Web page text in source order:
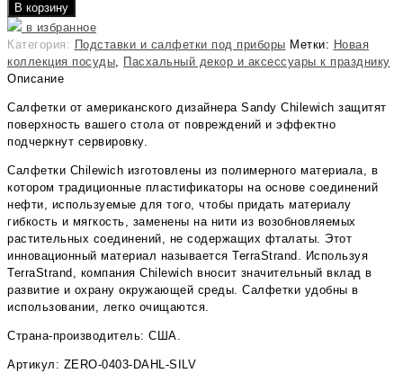
В корзину
в избранное
Категория: Подставки и салфетки под приборы Метки: Новая
коллекция посуды, Пасхальный декор и аксессуары к празднику
Описание
Салфетки от американского дизайнера Sandy Chilewich защитят
поверхность вашего стола от повреждений и эффектно
подчеркнут сервировку.
Салфетки Chilewich изготовлены из полимерного материала, в
котором традиционные пластификаторы на основе соединений
нефти, используемые для того, чтобы придать материалу
гибкость и мягкость, заменены на нити из возобновляемых
растительных соединений, не содержащих фталаты. Этот
инновационный материал называется TerraStrand. Используя
TerraStrand, компания Chilewich вносит значительный вклад в
развитие и охрану окружающей среды. Салфетки удобны в
использовании, легко очищаются.
Страна-производитель: США.
Артикул: ZERO-0403-DAHL-SILV